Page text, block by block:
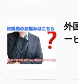
外
ー